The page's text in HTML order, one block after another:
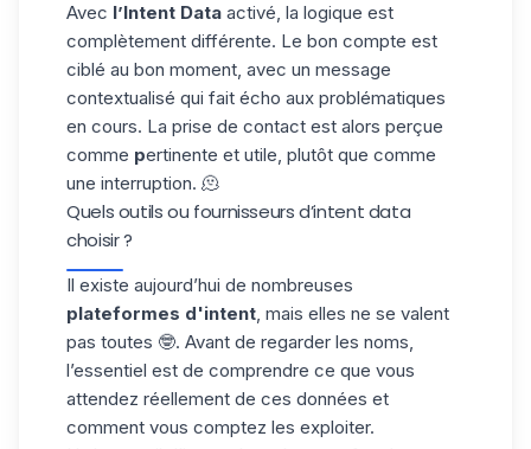
Avec l’Intent Data activé, la logique est
complètement différente. Le bon compte est
ciblé au bon moment, avec un message
contextualisé qui fait écho aux problématiques
en cours. La prise de contact est alors perçue
comme pertinente et utile, plutôt que comme
une interruption. 🫠
Quels outils ou fournisseurs d’intent data
choisir ?
Il existe aujourd’hui de nombreuses
plateformes d'intent, mais elles ne se valent
pas toutes 🤓. Avant de regarder les noms,
l’essentiel est de comprendre ce que vous
attendez réellement de ces données et
comment vous comptez les exploiter.